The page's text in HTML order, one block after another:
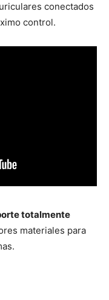
conectados
control.
totalmente
materiales para